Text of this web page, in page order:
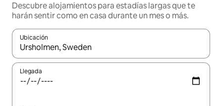
Descubre alojamientos para estadías largas que te
harán sentir como en casa durante un mes o más.
Ubicación
Cuando los resultados estén disponibles, navega con las
Llegada